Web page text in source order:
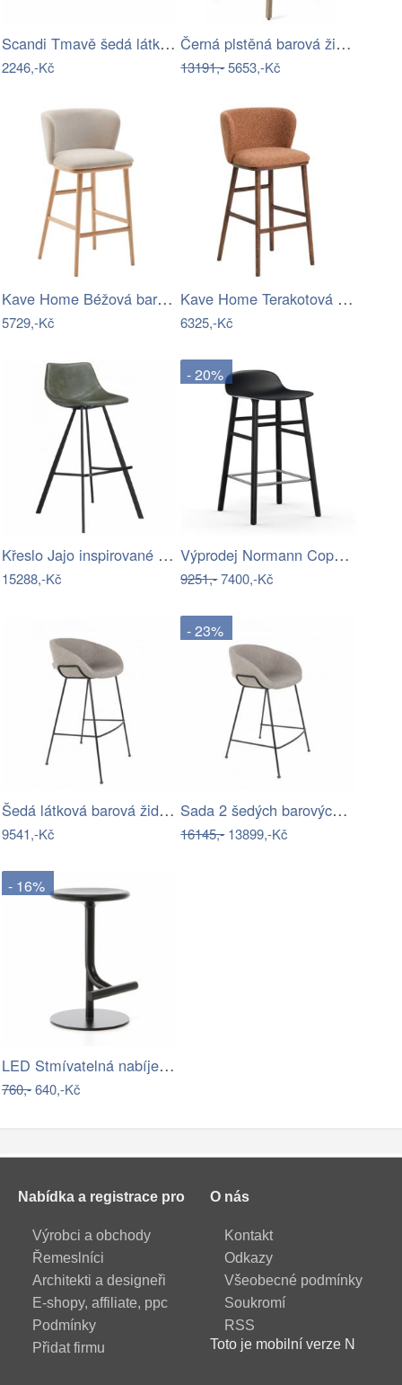
Scandi Tmavě šedá látková barová židle…
2246,-Kč
Černá plstěná barová židle Tabanda…
13191,-5653,-Kč
Kave Home Béžová barová židle Ciselia…
5729,-Kč
Kave Home Terakotová barová židle…
6325,-Kč
Křeslo Jajo inspirované Egg Soft vlna s…
15288,-Kč
- 20%
Výprodej Normann Copenhagen designové…
9251,-7400,-Kč
Šedá látková barová židle ZUIVER FESTON…
9541,-Kč
- 23%
Sada 2 šedých barových židlí Zuiver…
16145,-13899,-Kč
- 16%
LED Stmívatelná nabíjecí stolní lampa…
760,-640,-Kč
Nabídka a registrace pro
Výrobci a obchody
Řemeslníci
Architekti a designeři
E-shopy, affiliate, ppc
Podmínky
Přidat firmu
O nás
Kontakt
Odkazy
Všeobecné podmínky
Soukromí
RSS
Toto je mobilní verze N